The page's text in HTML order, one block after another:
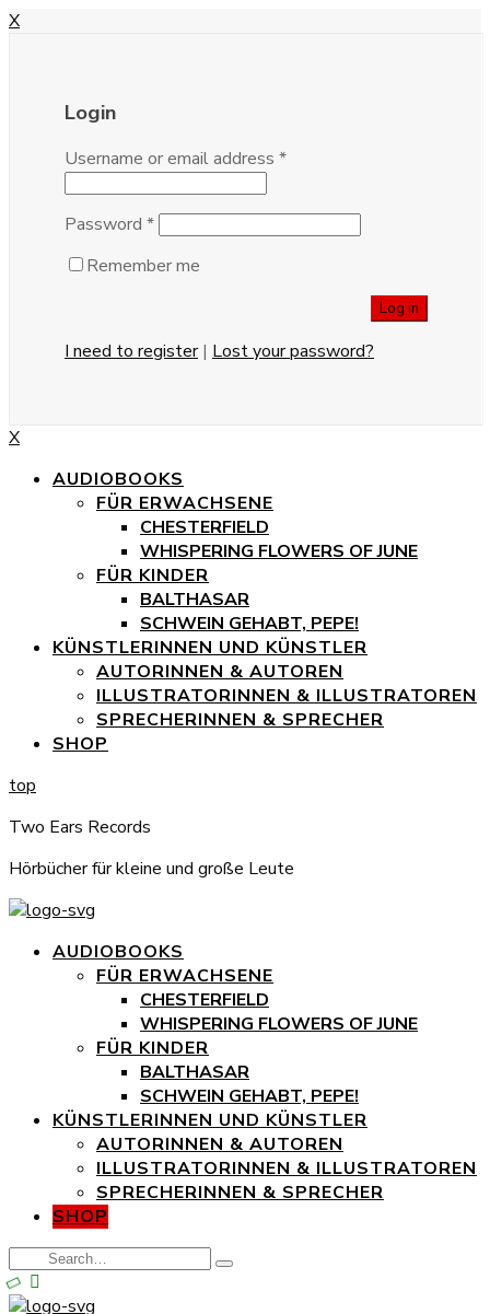
X
Login
Username or email address *
Password *
Remember me
I need to register| Lost your password?
X
AUDIOBOOKS
FÜR ERWACHSENE
CHESTERFIELD
WHISPERING FLOWERS OF JUNE
FÜR KINDER
BALTHASAR
SCHWEIN GEHABT, PEPE!
KÜNSTLERINNEN UND KÜNSTLER
AUTORINNEN & AUTOREN
ILLUSTRATORINNEN & ILLUSTRATOREN
SPRECHERINNEN & SPRECHER
SHOP
top
Two Ears Records
Hörbücher für kleine und große Leute
AUDIOBOOKS
FÜR ERWACHSENE
CHESTERFIELD
WHISPERING FLOWERS OF JUNE
FÜR KINDER
BALTHASAR
SCHWEIN GEHABT, PEPE!
KÜNSTLERINNEN UND KÜNSTLER
AUTORINNEN & AUTOREN
ILLUSTRATORINNEN & ILLUSTRATOREN
SPRECHERINNEN & SPRECHER
SHOP
Search
for:
Type